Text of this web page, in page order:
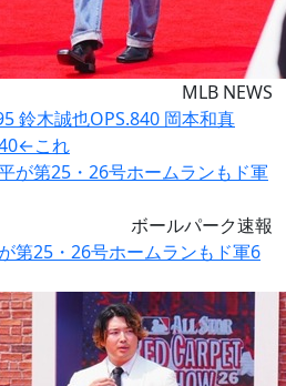
MLB NEWS
鈴木誠也OPS.840 岡本和真
これ
ボールパーク速報
第25・26号ホームランもド軍6